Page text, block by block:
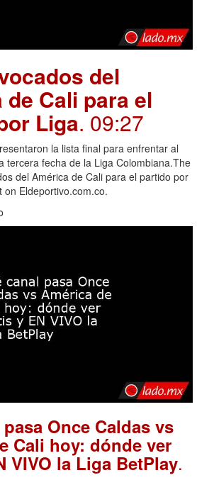
del
Cali para el
Liga. 09:27
la lista final para enfrentar al
tercera fecha de la Liga Colombiana.The
del América de Cali para el partido por
on Eldeportivo.com.co.
Once Caldas vs
Cali hoy: dónde ver
VIVO la Liga BetPlay.